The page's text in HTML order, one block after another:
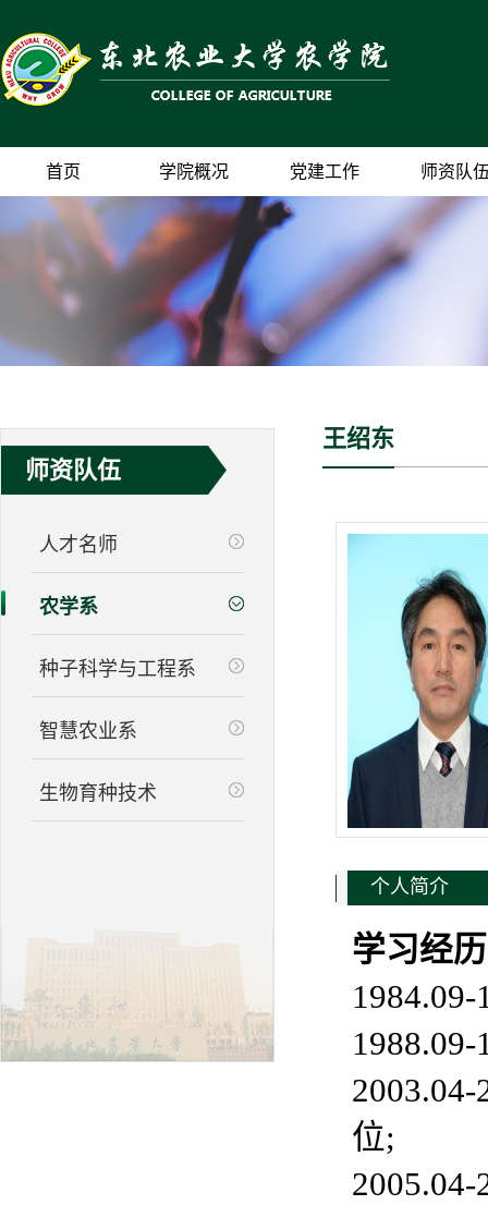
首页 学院概况 党建工作 师资队
师资队伍
人才名师
农学系
种子科学与工程系
智慧农业系
生物育种技术
王绍东
个人简介
学习经
位;